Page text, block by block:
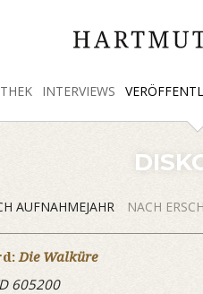
INTERVIEWS
AUFNAHMEJAHR NACH
Die Walküre
605200